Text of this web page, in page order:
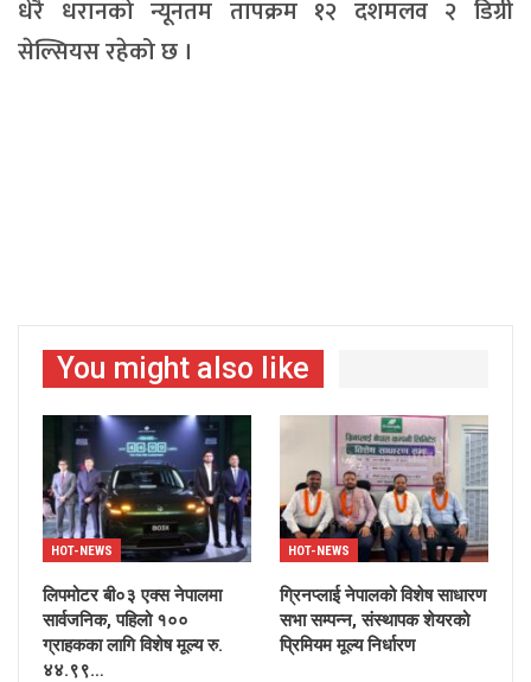
धेरै धरानको न्यूनतम तापक्रम १२ दशमलव २ डिग्री
सेल्सियस रहेको छ ।
You might also like
HOT-NEWS
लिपमोटर बी०३ एक्स नेपालमा
सार्वजनिक, पहिलो १००
ग्राहकका लागि विशेष मूल्य रु.
४४.९९…
HOT-NEWS
ग्रिनप्लाई नेपालको विशेष साधारण
सभा सम्पन्न, संस्थापक शेयरको
प्रिमियम मूल्य निर्धारण